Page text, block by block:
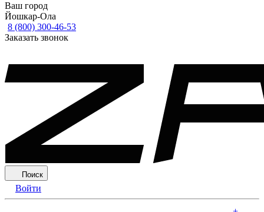
Ваш город
Йошкар-Ола
8 (800) 300-46-53
Заказать звонок
Поиск
Войти